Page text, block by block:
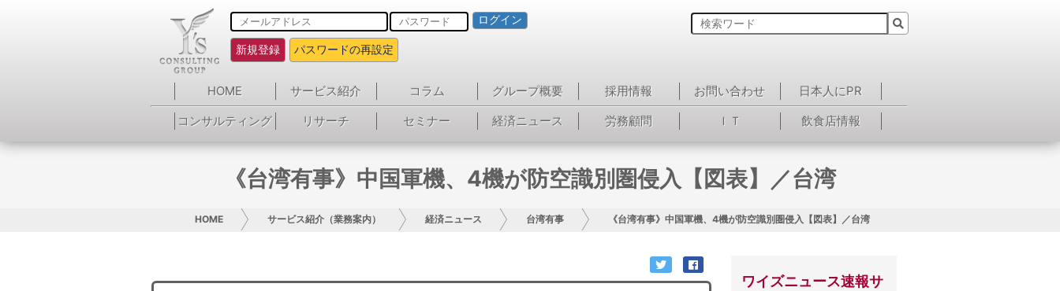
ログイン
新規登録 パスワードの再設定
HOME サービス紹介 コラム グループ概要 採用情報 お問い合わせ
日本人にPR
コンサルティング
リサーチ セミナー 経済ニュース 労務顧問 ＩＴ 飲食店情報
《台湾有事》中国軍機、4機が防空識別圏侵入【図表】／台湾
HOME サービス紹介（業務案内） 経済ニュース 台湾有事 《台湾有事》中国軍機、4機が防空識別圏侵入【図表】／台湾
ワイズニュース速報サ